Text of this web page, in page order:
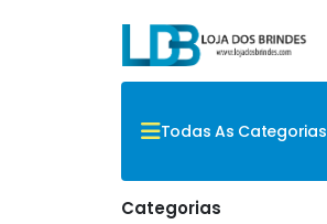
Todas As Categorias
Categorias